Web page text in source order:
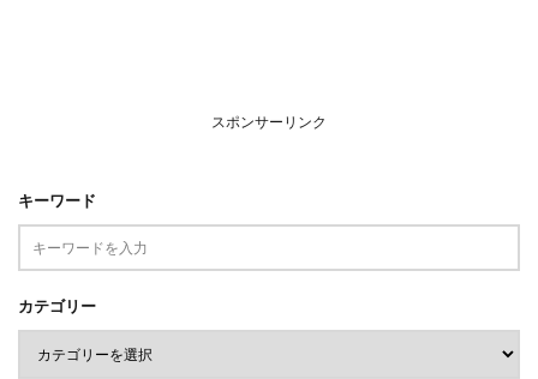
スポンサーリンク
キーワード
カテゴリー